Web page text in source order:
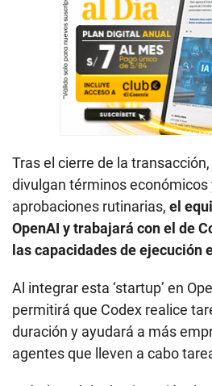
Tras el cierre de la
divulgan términos económicos
aprobaciones rutinarias, el
OpenAI y trabajará con el de
las capacidades de ejecución
Al integrar esta ‘startup’ en
permitirá que Codex realice
duración y ayudará a más
agentes que lleven a cabo